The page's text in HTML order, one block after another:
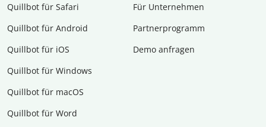
Quillbot für Safari
Quillbot für Android
Quillbot für iOS
Quillbot für Windows
Quillbot für macOS
Quillbot für Word
Für Unternehmen
Partnerprogramm
Demo anfragen